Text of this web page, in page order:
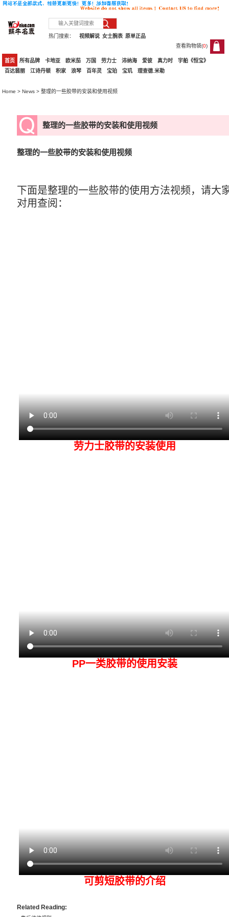
热门搜索： 原单正品
女士腕表
视频解说
查看购物袋(0)
0
首页 所有品牌 卡地亚 欧米茄 万国 劳力士 沛纳海 爱彼 真力时
宇舶《恒宝》
百达翡丽
江诗丹顿 积家 浪琴 百年灵 宝珀 宝玑 理查德.米勒
Home >News > 整理的一些胶带的安装和使用视频
整理的一些胶带的安装和使用视频
整理的一些胶带的安装和使用视频
下面是整理的一些胶带的使用方法视频，请大
对用查阅：
劳力士胶带的安装使用
PP一类胶带的使用安装
可剪短胶带的介绍
Related Reading: